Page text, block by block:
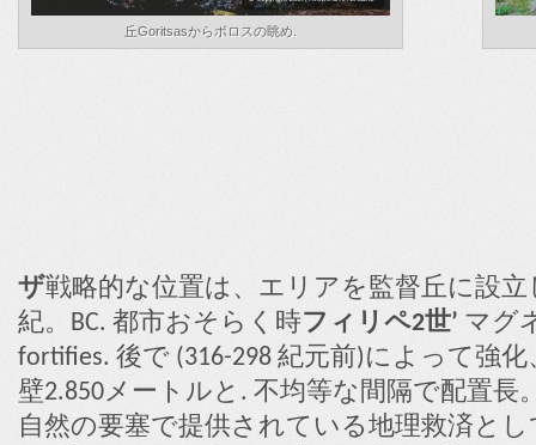
丘Goritsasからボロスの眺め.
ザ戦略的な位置は、エリアを監督丘に設立
紀。BC. 都市おそらく時フィリペ2世’ マグ
fortifies. 後で (316-298 紀元前)によって強
壁2.850メートルと. 不均等な間隔で配置長
自然の要塞で提供されている地理救済と